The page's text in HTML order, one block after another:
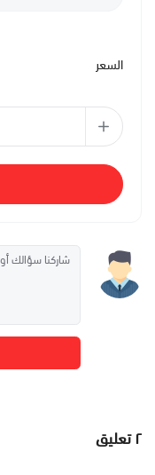
السعر
٢تعليق